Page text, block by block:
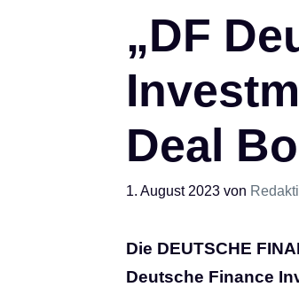
„DF
Deal
1. August 2023 von
Die DEUTSCHE
Deutsche Finance